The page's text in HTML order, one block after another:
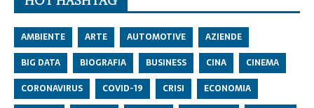
AMBIENTE ARTE AUTOMOTIVE
AZIENDE
BIG DATA
BIOGRAFIA BUSINESS CINA
CINEMA
CORONAVIRUS
COVID-19 CRISI
ECONOMIA